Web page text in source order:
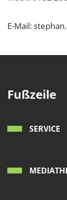
E-Mail:
Fußzeile
SERVICE